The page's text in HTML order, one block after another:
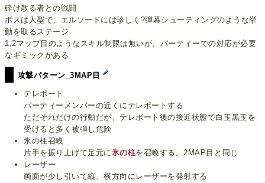
砕け散る者との戦闘
ボスは人型で、エルソードには珍しく?弾幕シューティングのような挙
動を取るステージ
1,2マップ目のようなスキル制限は無いが、パーティーでの対応が必要
なギミックがある
攻撃パターン_3MAP目
テレポート
パーティーメンバーの近くにテレポートする
ただそれだけの行動だが、テレポート後の接近状態で白玉黒玉を
受けると多く被弾し危険
氷の柱召喚
片手を振り上げて足元に氷の柱を召喚する。2MAP目と同じ
レーザー
画面が少し引いて縦、横方向にレーザーを発射する